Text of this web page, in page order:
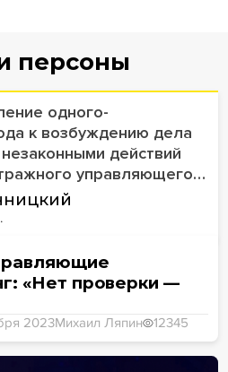
персоны
одного-
к возбуждению дела
действий
управляющего…
«Нет проверки —
2023Михаил Ляпин 12345